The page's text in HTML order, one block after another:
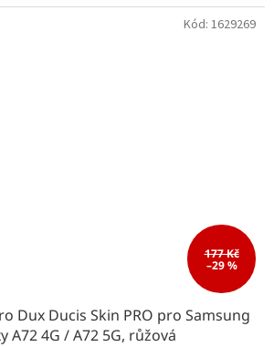
177 Kč
–29 %
Dux Ducis Skin PRO pro Samsung
A72 4G / A72 5G, růžová
Kód: 1629269